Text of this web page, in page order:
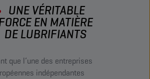
UNE VÉRITABLE
EN MATIÈRE
DE LUBRIFIANTS
que l’une des entreprises
indépendantes